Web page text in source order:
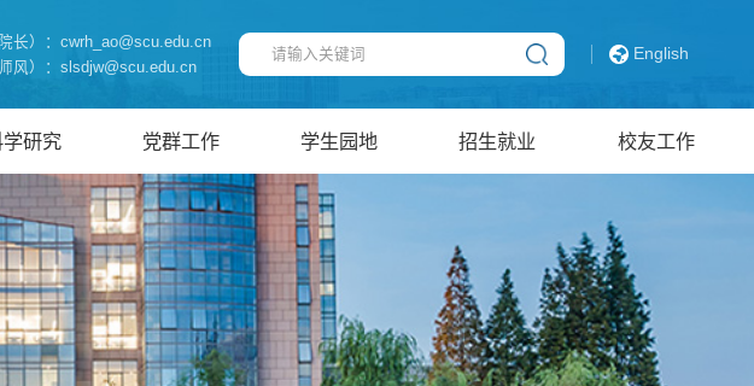
长）：cwrh_ao@scu.edu.cn
风）：slsdjw@scu.edu.cn
English
研究 党群工作 学生园地 招生就业 校友工作